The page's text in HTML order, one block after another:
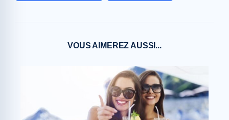
VOUS AIMEREZ AUSSI...